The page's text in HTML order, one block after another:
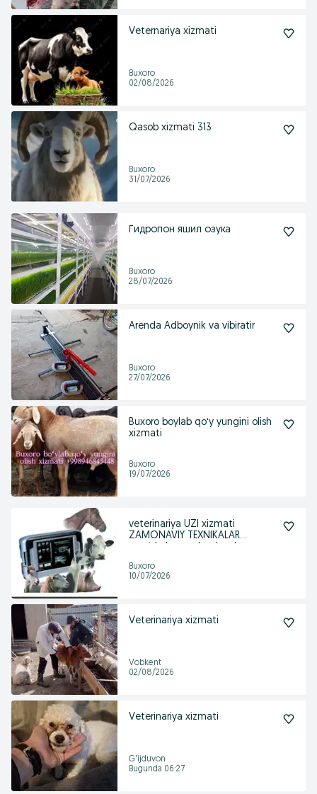
Veternariya xizmati
Buxoro
02/08/2026
Qasob xizmati 313
Buxoro
31/07/2026
Гидропон яшил озука
Buxoro
28/07/2026
Arenda Adboynik va vibiratir
Buxoro
27/07/2026
Buxoro boylab qoʻy yungini olish
xizmati
Buxoro
19/07/2026
veterinariya UZI xizmati
ZAMONAVIY TEXNIKALAR
Buxoro
10/07/2026
Veterinariya xizmati
Vobkent
02/08/2026
Veterinariya xizmati
G'ijduvon
Bugunda 06:27